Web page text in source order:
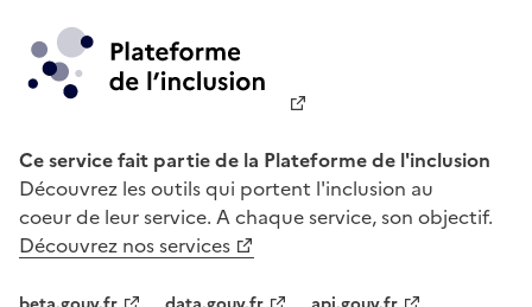
Ce service fait partie de la Plateforme de l'inclusion
Découvrez les outils qui portent l'inclusion au
coeur de leur service. A chaque service, son objectif.
Découvrez nos services